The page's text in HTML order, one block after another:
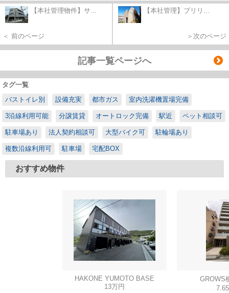
【本社管理物件】サ...
＜ 前のページ
【本社管理】ブリリ...
＞次のページ
記事一覧ページへ
タグ一覧
バストイレ別
設備充実 都市ガス 室内洗濯機置場完備
3沿線利用可能 分譲賃貸 オートロック完備 駅近 ペット相談可
駐車場あり 法人契約相談可 大型バイク可 駐輪場あり
複数沿線利用可 駐車場 宅配BOX
おすすめ物件
HAKONE YUMOTO BASE
13万円
GROWS